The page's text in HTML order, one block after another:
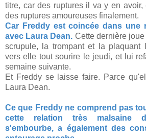
titre, car des ruptures il va y en avoir,
des ruptures amoureuses finalement.
Car Freddy est coincée dans une
avec Laura Dean. Cette dernière
scrupule, la trompant et la plaquant
vers elle tout sourire le jeudi, et lui
semaine suivante.
Et Freddy se laisse faire. Parce
Laura Dean.
Ce que Freddy ne comprend pas
cette relation très malsaine
s'embourbe, a également des